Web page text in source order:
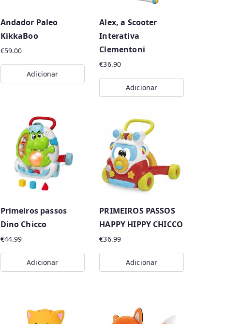
Andador Paleo
KikkaBoo
€59.00
Adicionar
Alex, a Scooter
Interativa
Clementoni
€36.90
Adicionar
Primeiros passos
Dino Chicco
€44.99
Adicionar
PRIMEIROS PASSOS
HAPPY HIPPY CHICCO
€36.99
Adicionar